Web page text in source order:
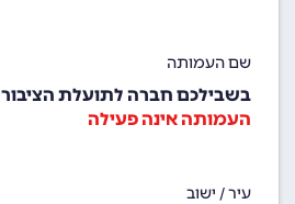
שם העמותה
בשבילכם חברה לתועלת הציבור
העמותה אינה פעילה
עיר / ישוב